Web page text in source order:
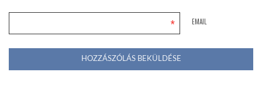
EMAIL
*